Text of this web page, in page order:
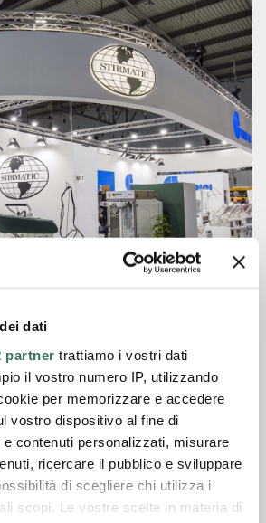
dati
partner trattiamo i vostri dati
il vostro numero IP, utilizzando
per memorizzare e accedere
vostro dispositivo al fine di
e contenuti personalizzati, misurare
ricercare il pubblico e sviluppare
di scegliere chi utilizza i
scopi. Le vostre scelte in materia di
es el evento cuatrienal
el mundo, dedicado a máquinas,
y servicios para lavandería,
textil. En 2018 contó con la